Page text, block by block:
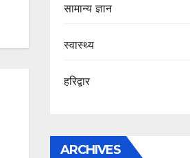
सामान्य ज्ञान
स्वास्थ्य
हरिद्वार
ARCHIVES